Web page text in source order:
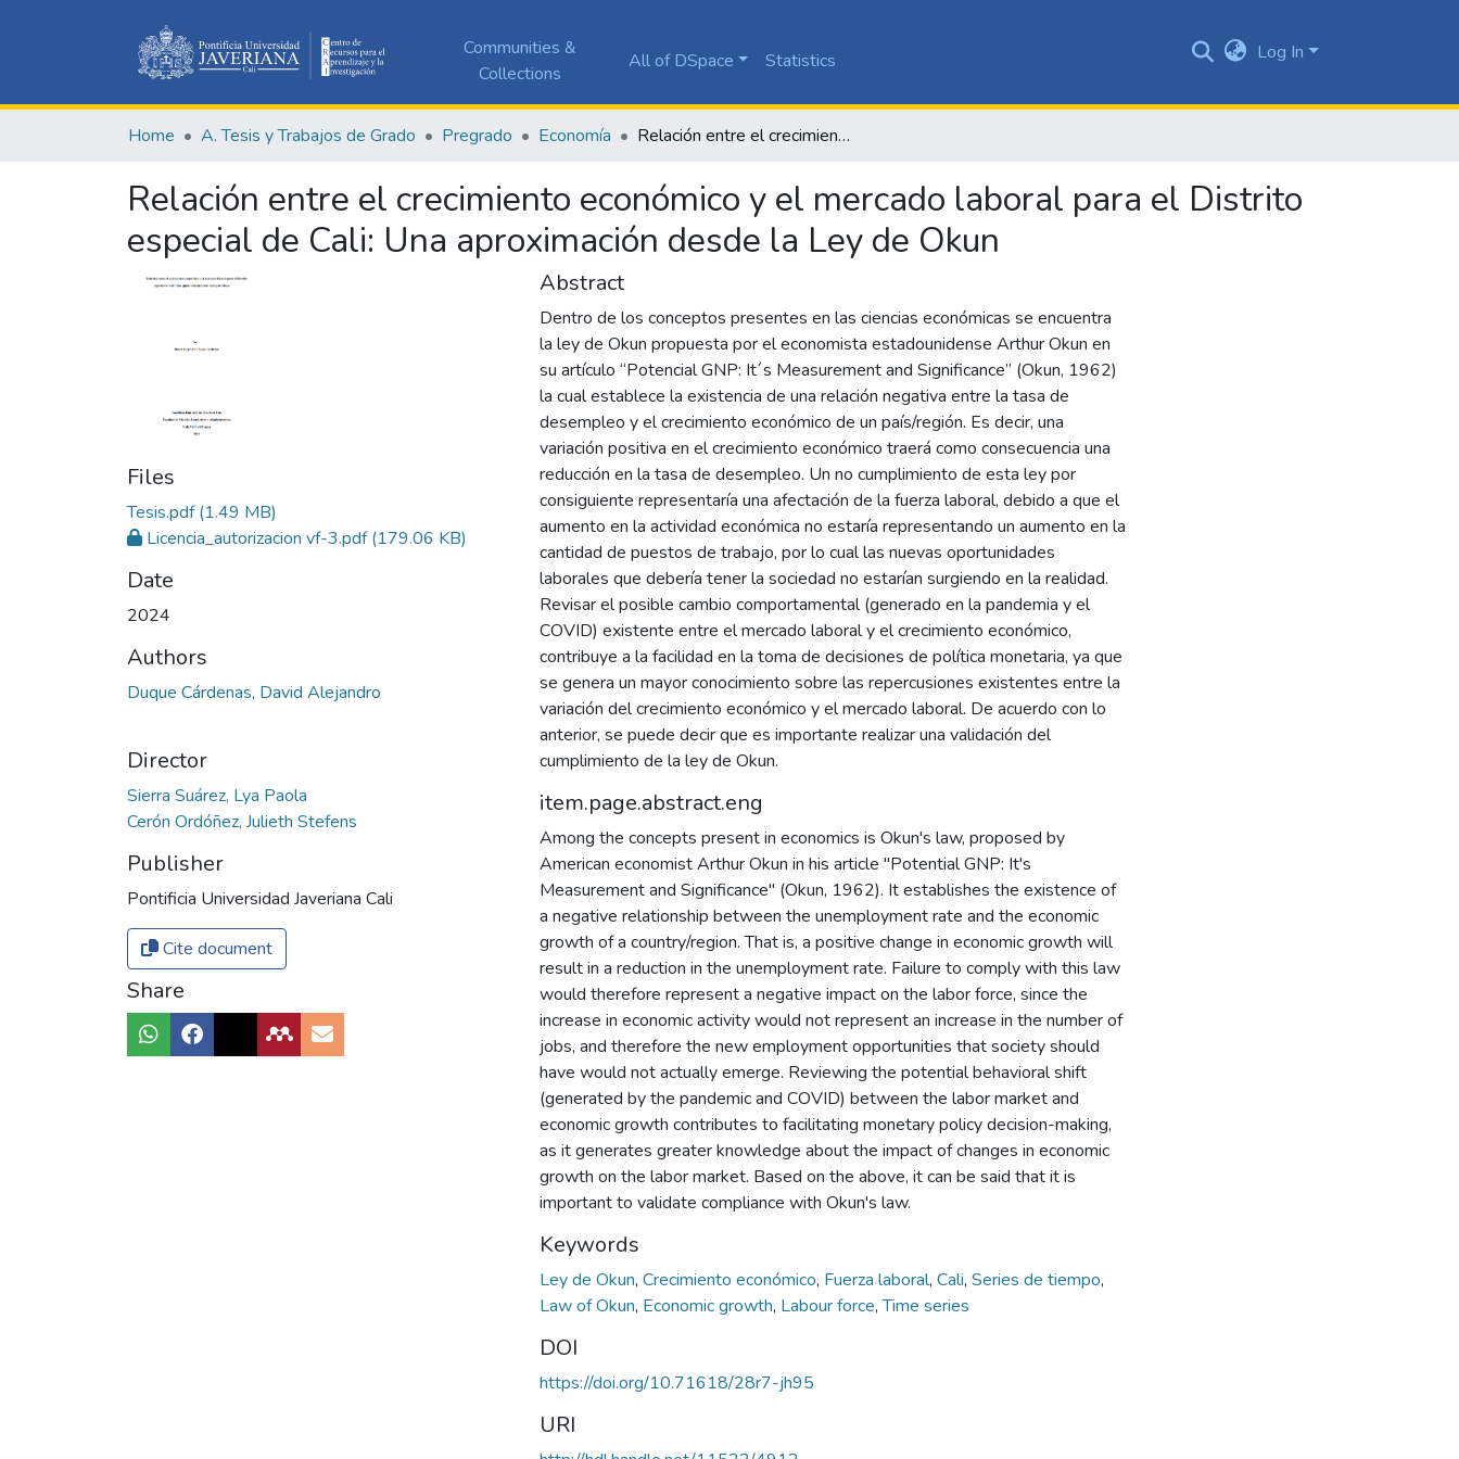
Communities &
Collections
All of DSpace Statistics Log In
Home A. Tesis y Trabajos de Grado Pregrado Economía Relación entre el crecimiento económico y el mercado laboral para el Distrito especial de Cali: Una aproximación desde la Ley de Okun
Relación entre el crecimiento económico y el mercado laboral para el Distrito
especial de Cali: Una aproximación desde la Ley de Okun
Files
Tesis.pdf(1.49 MB)
Licencia_autorizacion vf-3.pdf(179.06 KB)
Date
2024
Authors
Duque Cárdenas, David Alejandro
Director
Sierra Suárez, Lya Paola
Cerón Ordóñez, Julieth Stefens
Publisher
Pontificia Universidad Javeriana Cali
Cite document
Share
Abstract
Dentro de los conceptos presentes en las ciencias económicas se encuentra
la ley de Okun propuesta por el economista estadounidense Arthur Okun en
su artículo “Potencial GNP: It´s Measurement and Significance” (Okun, 1962)
la cual establece la existencia de una relación negativa entre la tasa de
desempleo y el crecimiento económico de un país/región. Es decir, una
variación positiva en el crecimiento económico traerá como consecuencia una
reducción en la tasa de desempleo. Un no cumplimiento de esta ley por
consiguiente representaría una afectación de la fuerza laboral, debido a que el
aumento en la actividad económica no estaría representando un aumento en la
cantidad de puestos de trabajo, por lo cual las nuevas oportunidades
laborales que debería tener la sociedad no estarían surgiendo en la realidad.
Revisar el posible cambio comportamental (generado en la pandemia y el
COVID) existente entre el mercado laboral y el crecimiento económico,
contribuye a la facilidad en la toma de decisiones de política monetaria, ya que
se genera un mayor conocimiento sobre las repercusiones existentes entre la
variación del crecimiento económico y el mercado laboral. De acuerdo con lo
anterior, se puede decir que es importante realizar una validación del
cumplimiento de la ley de Okun.
item.page.abstract.eng
Among the concepts present in economics is Okun's law, proposed by
American economist Arthur Okun in his article "Potential GNP: It's
Measurement and Significance" (Okun, 1962). It establishes the existence of
a negative relationship between the unemployment rate and the economic
growth of a country/region. That is, a positive change in economic growth will
result in a reduction in the unemployment rate. Failure to comply with this law
would therefore represent a negative impact on the labor force, since the
increase in economic activity would not represent an increase in the number of
jobs, and therefore the new employment opportunities that society should
have would not actually emerge. Reviewing the potential behavioral shift
(generated by the pandemic and COVID) between the labor market and
economic growth contributes to facilitating monetary policy decision-making,
as it generates greater knowledge about the impact of changes in economic
growth on the labor market. Based on the above, it can be said that it is
important to validate compliance with Okun's law.
Keywords
Ley de Okun, Crecimiento económico, Fuerza laboral, Cali, Series de tiempo,
Law of Okun, Economic growth, Labour force,Time series
DOI
https://doi.org/10.71618/28r7-jh95
URI